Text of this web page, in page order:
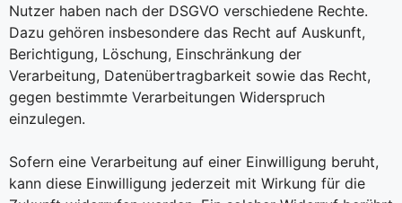
Nutzer haben nach der DSGVO verschiedene Rechte.
Dazu gehören insbesondere das Recht auf Auskunft,
Berichtigung, Löschung, Einschränkung der
Verarbeitung, Datenübertragbarkeit sowie das Recht,
gegen bestimmte Verarbeitungen Widerspruch
einzulegen.
Sofern eine Verarbeitung auf einer Einwilligung beruht,
kann diese Einwilligung jederzeit mit Wirkung für die